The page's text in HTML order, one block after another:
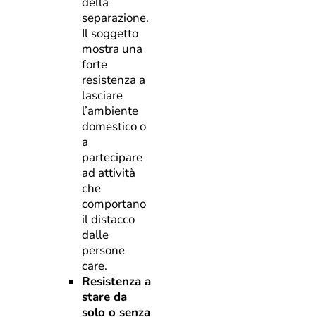
separazione.
Il soggetto
mostra una
forte
resistenza a
lasciare
l’ambiente
domestico o
a
partecipare
ad attività
che
comportano
il distacco
dalle
persone
care.
Resistenza a
stare da
solo o senza